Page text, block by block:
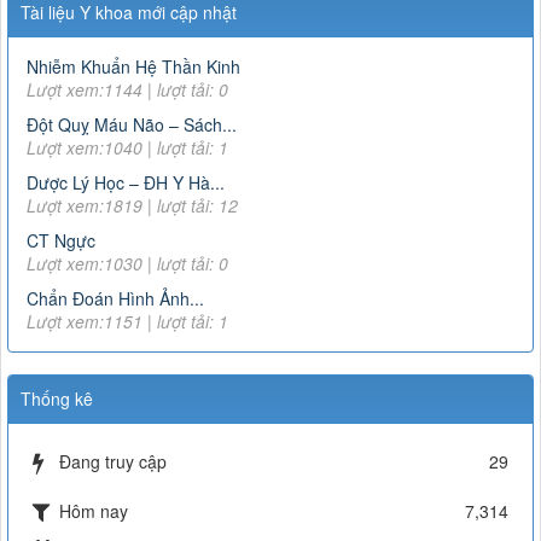
Công văn 22098/QLD-ĐK
thuốc Alphachymotrypsin dùng đường uống, ngậm dưới lưỡi
Lượt xem:8490 | lượt tải:932
07/2017/TT-BYT
DANH MỤC THUỐC KHÔNG KÊ ĐƠN - Thông tư
07/2017/TT-BYT
Lượt xem:11809 | lượt tải:266
15466/QLD – TT
Cục Quản lý Dược: Cập nhật hướng dẫn sử dụng đối với
thuốc chứa hoạt chất metformin điều trị đái tháo đường tuýp
II
Lượt xem:6375 | lượt tải:111
163/2025/NĐ-CP
Nghị định số 163/2025/NĐ-CP của Chính phủ: Quy định chi
tiết một số điều và biện pháp để tổ chức, hướng dẫn thi
hành Luật Dược
Lượt xem:2909 | lượt tải:0
3468
Tài liệu Y khoa mới cập nhật
Nhiễm Khuẩn Hệ Thần Kinh
Lượt xem:1144 | lượt tải: 0
Đột Quỵ Máu Não – Sách...
Lượt xem:1040 | lượt tải: 1
Dược Lý Học – ĐH Y Hà...
Lượt xem:1819 | lượt tải: 12
CT Ngực
Lượt xem:1030 | lượt tải: 0
Chẩn Đoán Hình Ảnh...
Lượt xem:1151 | lượt tải: 1
Thống kê
Đang truy cập 29
Hôm nay
7,314